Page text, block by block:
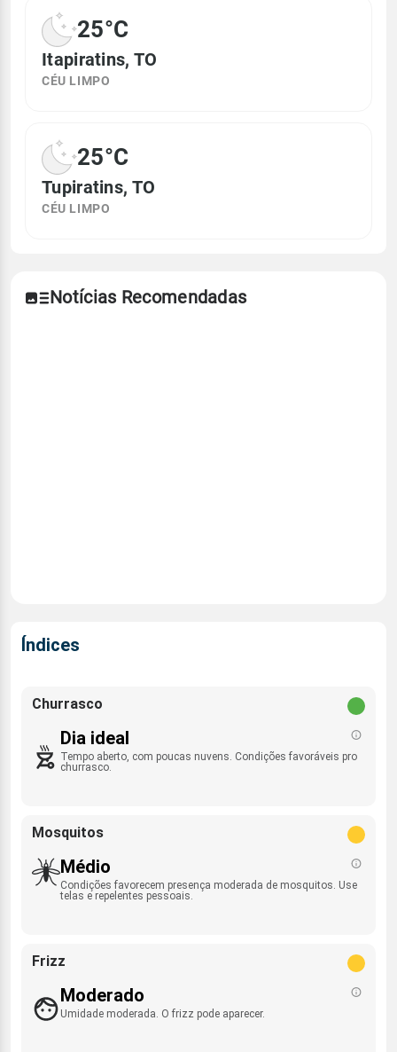
25°C
Itapiratins, TO
CÉU LIMPO
25°C
Tupiratins, TO
CÉU LIMPO
Notícias Recomendadas
Índices
Churrasco
Dia ideal
Tempo aberto, com poucas nuvens. Condições favoráveis pro
churrasco.
Mosquitos
Médio
Condições favorecem presença moderada de mosquitos. Use
telas e repelentes pessoais.
Frizz
Moderado
Umidade moderada. O frizz pode aparecer.